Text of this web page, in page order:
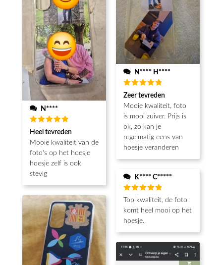
N****
Beoordeeld
5van de 5
Heel tevreden
Mooie kwaliteit van de
foto's op het hoesje
hoesje zelf is ook
stevig
N**** H****
Beoordeeld
5van de 5
Zeer tevreden
Mooie kwaliteit, foto
is mooi zuiver. Prijs is
ok, zo kan je
regelmatig eens van
hoesje veranderen
K**** C*****
Beoordeeld
5van de 5
Top kwaliteit, de foto
komt heel mooi op het
hoesje.